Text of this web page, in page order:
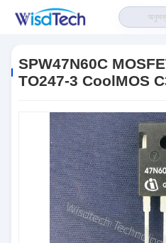
TO247-3 CoolMOS C3 NP চ্যানেল মোসফেট
SPW47N60C
TO247-3 CoolMOS C3